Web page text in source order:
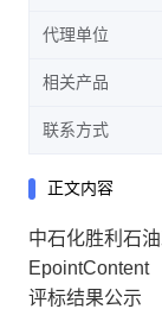
代理单位
相关产品
联系方式
正文内容
中石化胜利石
EpointContent
评标结果公示